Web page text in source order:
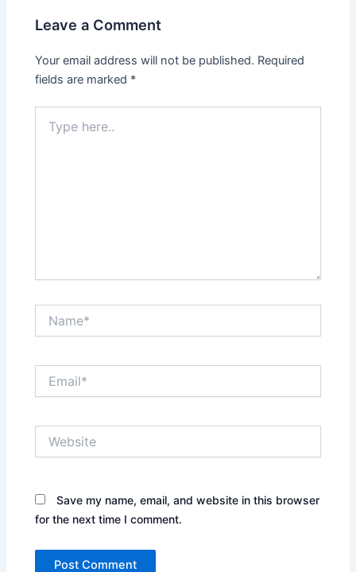
Leave a Comment
Your email address will not be published. Required
fields are marked *
here..
Save my name, email, and website in this browser
for the next time I comment.